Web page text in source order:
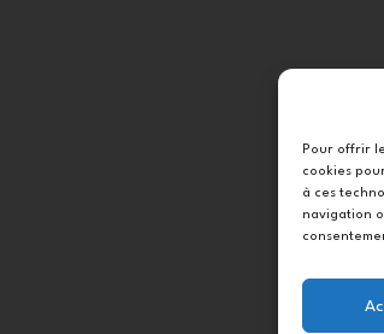
Pour offrir
cookies
à ces
navigation